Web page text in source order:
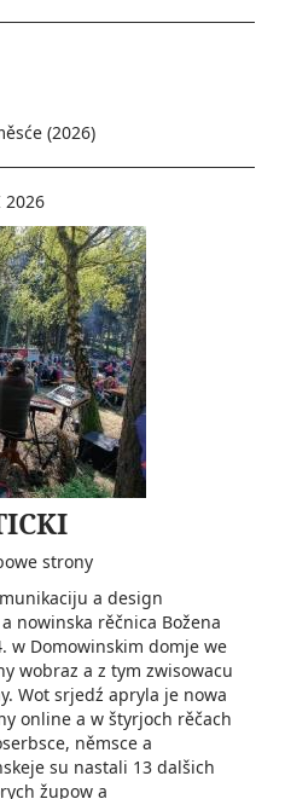
(2026)
2026
strony
a design
nowinska rěčnica Božena
w Domowinskim domje we
wobraz a z tym zwisowacu
Wot srjedź apryla je nowa
online a w štyrjoch rěčach
němsce a
su nastali 13 dalšich
župow a